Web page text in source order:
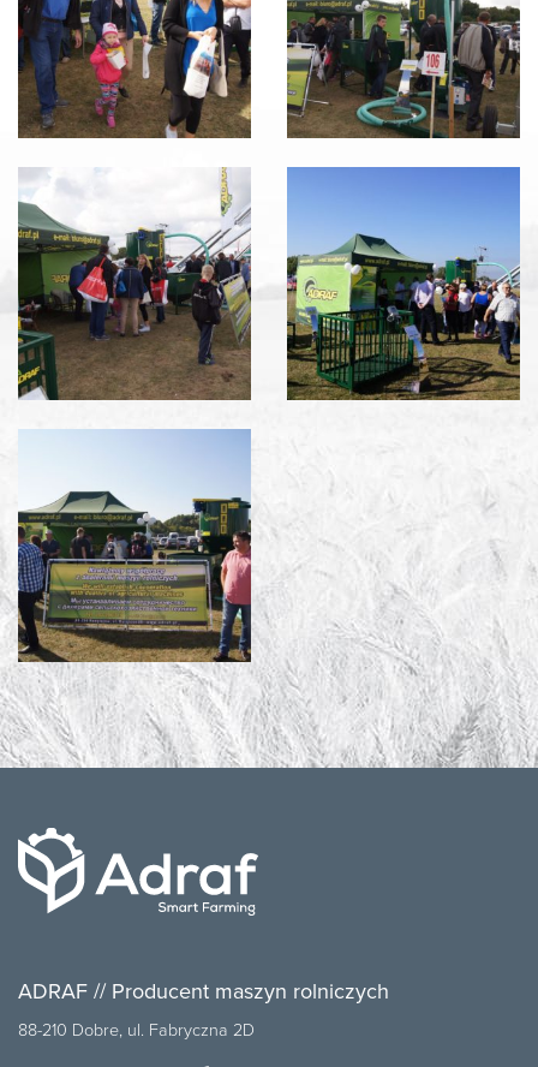
ADRAF // Producent maszyn rolniczych
88-210 Dobre, ul. Fabryczna 2D